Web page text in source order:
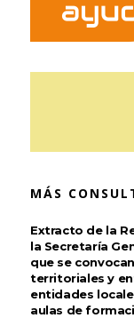
MÁS
Extracto de la
la Secretaría
que se
territoriales y
entidades
aulas de